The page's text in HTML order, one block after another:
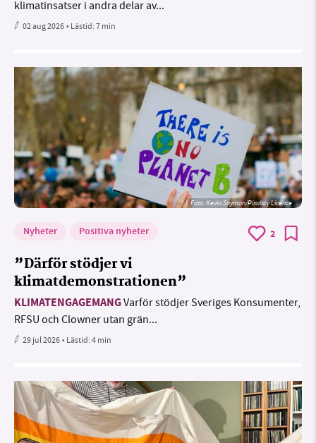
klimatinsatser i andra delar av...
02 aug 2026• Lästid:7 min
Foto:Kevin Snyman/Pixabay Licence
Nyheter Positiva nyheter 2
”Därför stödjer vi
klimatdemonstrationen”
KLIMATENGAGEMANGVarför stödjer Sveriges Konsumenter,
RFSU och Clowner utan grän...
29 jul 2026• Lästid:4 min